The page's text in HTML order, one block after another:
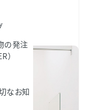
の発注
）
なお知
？